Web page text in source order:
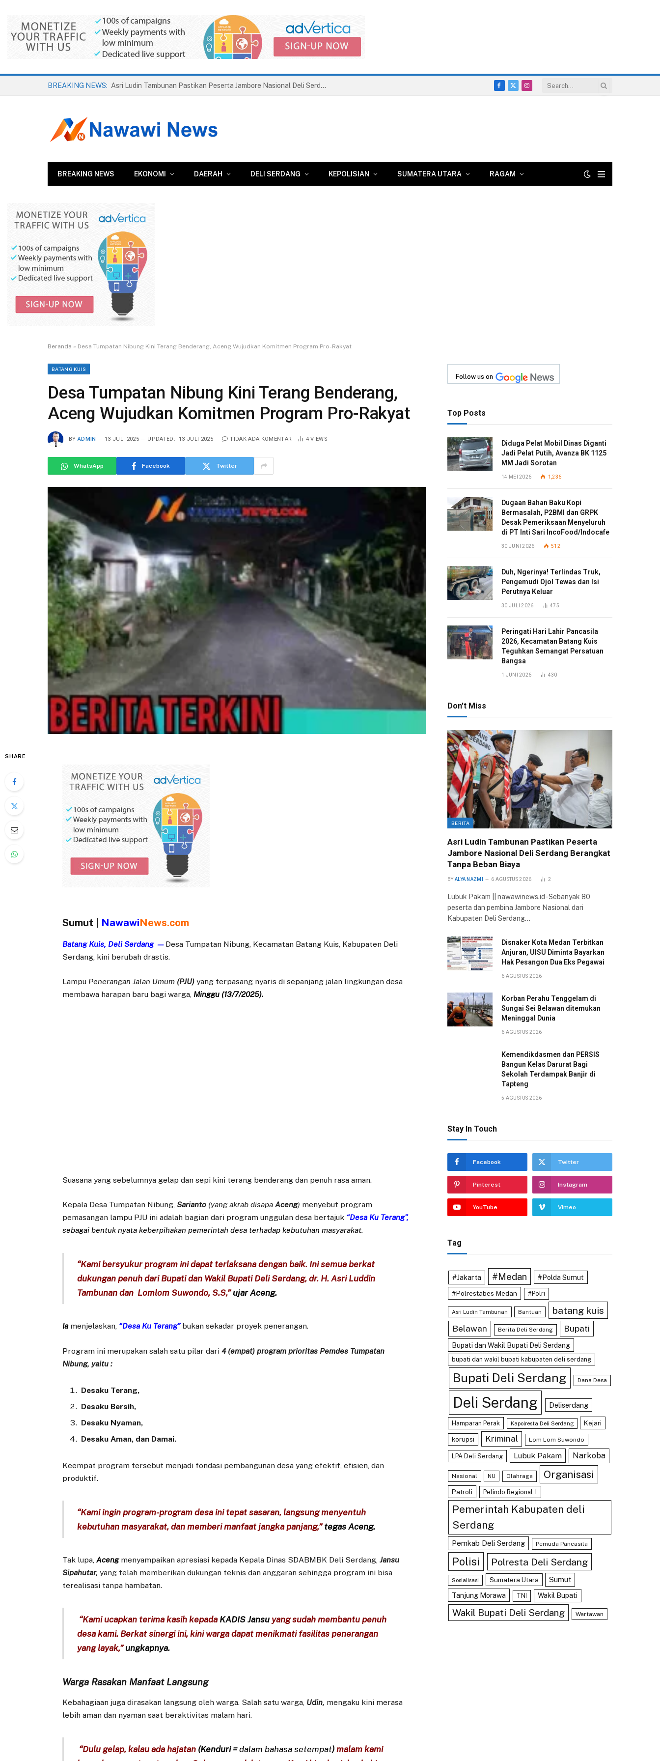
BREAKING NEWS: Disnaker Kota Medan Terbitkan Anjuran, UISU Diminta Bayarkan Hak Pesangon Dua Eks Pegawai
Facebook
X
Instagram
BREAKING NEWS EKONOMI DAERAH DELI SERDANG KEPOLISIAN SUMATERA UTARA RAGAM
Beranda » Desa Tumpatan Nibung Kini Terang Benderang, Aceng Wujudkan Komitmen Program Pro-Rakyat
BATANG KUIS
Desa Tumpatan Nibung Kini Terang Benderang,
Aceng Wujudkan Komitmen Program Pro-Rakyat
BY ADMIN 13 JULI 2025 UPDATED: 13 JULI 2025 TIDAK ADA KOMENTAR 4VIEWS
WhatsApp Facebook Twitter
SHARE
Sumut | Nawawi News.com
Batang Kuis, Deli Serdang — Desa Tumpatan Nibung, Kecamatan Batang Kuis, Kabupaten Deli
Serdang, kini berubah drastis.
Lampu Penerangan Jalan Umum (PJU) yang terpasang nyaris di sepanjang jalan lingkungan desa
membawa harapan baru bagi warga, Minggu (13/7/2025).
Suasana yang sebelumnya gelap dan sepi kini terang benderang dan penuh rasa aman.
Kepala Desa Tumpatan Nibung,Sarianto (yang akrab disapaAceng) menyebut program
pemasangan lampu PJU ini adalah bagian dari program unggulan desa bertajuk “Desa Ku Terang”,
sebagai bentuk nyata keberpihakan pemerintah desa terhadap kebutuhan masyarakat.
“Kami bersyukur program ini dapat terlaksana dengan baik. Ini semua berkat
dukungan penuh dari Bupati dan Wakil Bupati Deli Serdang, dr. H. Asri Luddin
Tambunan dan Lomlom Suwondo, S.S,”ujar Aceng.
Iamenjelaskan, “Desa Ku Terang” bukan sekadar proyek penerangan.
Program ini merupakan salah satu pilar dari4 (empat) program prioritas Pemdes Tumpatan
Nibung, yaitu :
Desaku Terang,
Desaku Bersih,
Desaku Nyaman,
Desaku Aman, dan Damai.
Keempat program tersebut menjadi fondasi pembangunan desa yang efektif, efisien, dan
produktif.
“Kami ingin program-program desa ini tepat sasaran, langsung menyentuh
kebutuhan masyarakat, dan memberi manfaat jangka panjang,” tegas Aceng.
Tak lupa,Acengmenyampaikan apresiasi kepada Kepala Dinas SDABMBK Deli Serdang,Jansu
Sipahutar, yang telah memberikan dukungan teknis dan anggaran sehingga program ini bisa
terealisasi tanpa hambatan.
“Kami ucapkan terima kasih kepadaKADIS Jansuyang sudah membantu penuh
desa kami. Berkat sinergi ini, kini warga dapat menikmati fasilitas penerangan
yang layak,”ungkapnya.
Warga Rasakan Manfaat Langsung
Kebahagiaan juga dirasakan langsung oleh warga. Salah satu warga, Udin, mengaku kini merasa
lebih aman dan nyaman saat beraktivitas malam hari.
“Dulu gelap, kalau ada hajatan (Kenduri =dalam bahasasetempat)malam kami
Follow us on
Top Posts
Diduga Pelat Mobil Dinas Diganti
Jadi Pelat Putih, Avanza BK 1125
MM Jadi Sorotan
14 MEI 2026 1,236
Dugaan Bahan Baku Kopi
Bermasalah, P2BMI dan GRPK
Desak Pemeriksaan Menyeluruh
di PT Inti Sari IncoFood/Indocafe
30 JUNI 2026 512
Duh, Ngerinya! Terlindas Truk,
Pengemudi Ojol Tewas dan Isi
Perutnya Keluar
30 JULI 2026 475
Peringati Hari Lahir Pancasila
2026, Kecamatan Batang Kuis
Teguhkan Semangat Persatuan
Bangsa
1 JUNI 2026 430
Don't Miss
BERITA
Asri Ludin Tambunan Pastikan Peserta
Jambore Nasional Deli Serdang Berangkat
Tanpa Beban Biaya
BY ALYA NAZMI 6 AGUSTUS 2026 2
Lubuk Pakam || nawawinews.id -Sebanyak 80
peserta dan pembina Jambore Nasional dari
Kabupaten Deli Serdang…
Disnaker Kota Medan Terbitkan
Anjuran, UISU Diminta Bayarkan
Hak Pesangon Dua Eks Pegawai
6 AGUSTUS 2026
Korban Perahu Tenggelam di
Sungai Sei Belawan ditemukan
Meninggal Dunia
6 AGUSTUS 2026
Kemendikdasmen dan PERSIS
Bangun Kelas Darurat Bagi
Sekolah Terdampak Banjir di
Tapteng
5 AGUSTUS 2026
Stay In Touch
Facebook Twitter
Pinterest Instagram
YouTube Vimeo
Tag
#Jakarta #Medan #Polda Sumut
#Polrestabes Medan #Polri
Asri Ludin Tambunan Bantuan batang kuis
Belawan Berita Deli Serdang Bupati
Bupati dan Wakil Bupati Deli Serdang
bupati dan wakil bupati kabupaten deli serdang
Bupati Deli Serdang Dana Desa
Deli Serdang Deliserdang
Hamparan Perak Kapolresta Deli Serdang Kejari
korupsi Kriminal Lom Lom Suwondo
LPA Deli Serdang Lubuk Pakam Narkoba
Nasional NU Olahraga Organisasi
Patroli Pelindo Regional 1
Pemerintah Kabupaten deli
Serdang
Pemkab Deli Serdang Pemuda Pancasila
Polisi Polresta Deli Serdang
Sosialisasi Sumatera Utara
Sumut
Tanjung Morawa
TNI Wakil Bupati
Wakil Bupati Deli Serdang Wartawan